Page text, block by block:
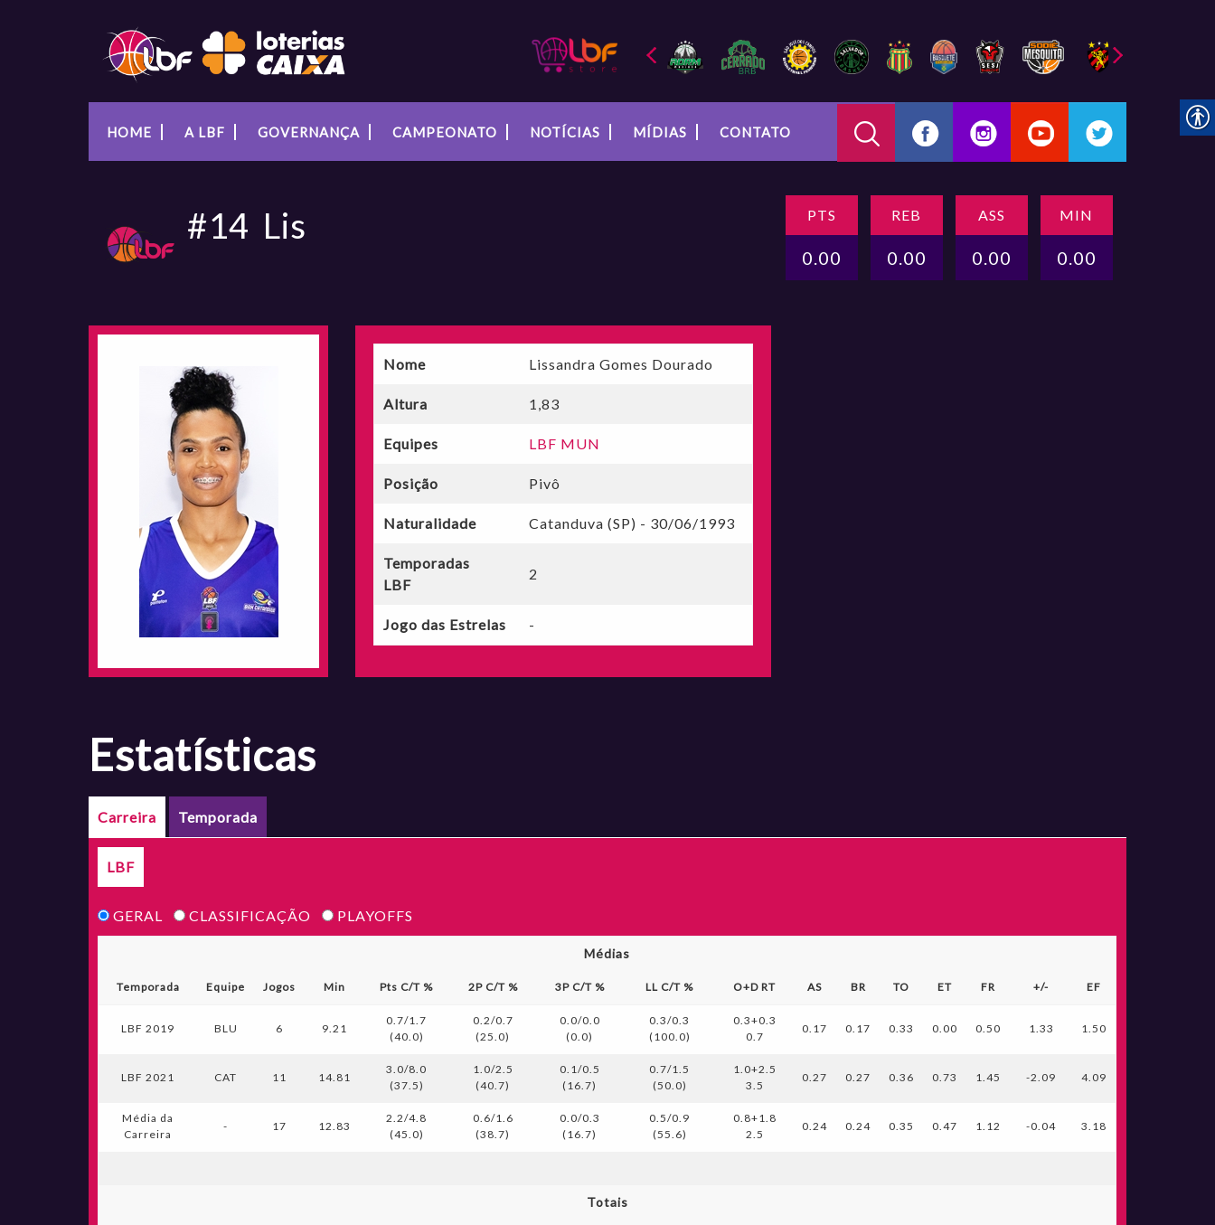
HOME A LBF GOVERNANÇA CAMPEONATO NOTÍCIAS MÍDIAS CONTATO
#14 Lis PTS
0.00
REB
0.00
ASS
0.00
MIN
0.00
Nome Lissandra Gomes Dourado
Altura 1,83
Equipes LBF MUN
Posição Pivô
Naturalidade Catanduva (SP) - 30/06/1993
Temporadas
LBF
2
Jogo das Estrelas -
estatísticas
Carreira Temporada
LBF
GERAL CLASSIFICAÇÃO PLAYOFFS
Médias
Temporada Equipe Jogos Min Pts C/T % 2P C/T % 3P C/T % LL C/T % O+D RT AS BR TO ET FR +/- EF
LBF 2019 BLU 6 9.21
0.7/1.7
(40.0)
0.2/0.7
(25.0)
0.0/0.0
(0.0)
0.3/0.3
(100.0)
0.3+0.3
0.7
0.17 0.17 0.33 0.00 0.50 1.33 1.50
LBF 2021 CAT 11 14.81
3.0/8.0
(37.5)
1.0/2.5
(40.7)
0.1/0.5
(16.7)
0.7/1.5
(50.0)
1.0+2.5
3.5
0.27 0.27 0.36 0.73 1.45 -2.09 4.09
Média da
Carreira
- 17 12.83
2.2/4.8
(45.0)
0.6/1.6
(38.7)
0.0/0.3
(16.7)
0.5/0.9
(55.6)
0.8+1.8
2.5
0.24 0.24 0.35 0.47 1.12 -0.04 3.18
Totais